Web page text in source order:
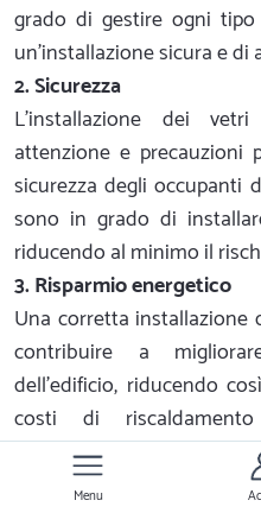
grado di gestire ogni
un'installazione sicura e di
2. Sicurezza
L'installazione dei
attenzione e precauzioni
sicurezza degli occupanti
sono in grado di
riducendo al minimo il
3. Risparmio energetico
Una corretta
contribuire a
dell'edificio, riducendo
costi di
professionisti possono
dal punto di vista
Menu